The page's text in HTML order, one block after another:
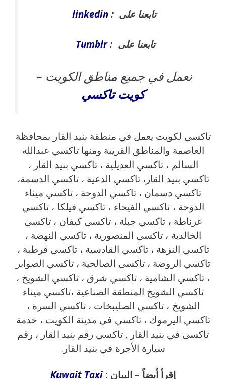
تابعنا على : linkedin
تابعنا على :Tumblr
نعمل في جميع مناطق الكويت –
كويت تاكسي
تاكسي لكويت يعمل في منطقة بنيد القار بمحافظة
العاصمة والمناطق القريبة ‎ومنها تاكسي عبدالله
السالم ، تاكسي العديلية ، تاكسي بنيد القار ،
تاكسي بنيد القار، تاكسي الدعية ، تاكسي الدسمة،
تاكسي دسمان ، تاكسي الدوحة ، تاكسي ميناء
الدوحة ، تاكسي الفيحاء ، تاكسي فيلكا ، تاكسي
غرناطة ، تاكسي جبلة ، تاكسي كيفان ، تاكسي
الخالدية ، تاكسي المنصورية ، تاكسي النهضة ،
تاكسي النزهة ، تاكسي القادسية ، تاكسي قرطبة ،
تاكسي الروضة ، تاكسي الصالحية ، تاكسي الصوابر
، تاكسي الشامية ، تاكسي شرق ، تاكسي الشويخ ،
تاكسي الشويخ المنطقة الصناعية ،تاكسي ميناء
الشويخ ، تاكسي الصليبخات ، تاكسي السرة ،
تاكسي اليرموك ، تاكسي في مدينة الكويت ، خدمة
تاكسي في بنيد القار , تاكسي رقم بنيد القار ، رقم
سيارة الأجرة في بنيد القار.
إقرأ أيضاً – البيان : Kuwait Taxi